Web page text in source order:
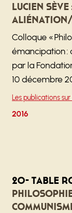
Lucien
Colloque «
émancipation :
par la
10 décembre
Les publications
2016
20- Table